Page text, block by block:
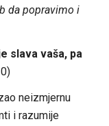
da popravimo i
slava vaša, pa
neizmjernu
i razumije